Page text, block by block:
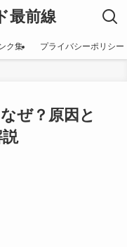
最前線
ク集 プライバシーポリシー
ぜ？原因と